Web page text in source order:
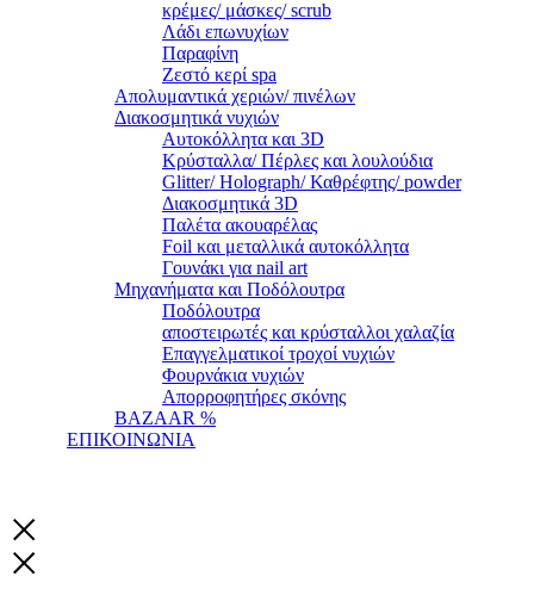
κρέμες/ μάσκες/ scrub
Λάδι επωνυχίων
Παραφίνη
Ζεστό κερί spa
Απολυμαντικά χεριών/ πινέλων
Διακοσμητικά νυχιών
Αυτοκόλλητα και 3D
Κρύσταλλα/ Πέρλες και λουλούδια
Glitter/ Holograph/ Καθρέφτης/ powder
Διακοσμητικά 3D
Παλέτα ακουαρέλας
Foil και μεταλλικά αυτοκόλλητα
Γουνάκι για nail art
Μηχανήματα και Ποδόλουτρα
Ποδόλουτρα
αποστειρωτές και κρύσταλλοι χαλαζία
Επαγγελματικοί τροχοί νυχιών
Φουρνάκια νυχιών
Απορροφητήρες σκόνης
BAZAAR %
ΕΠΙΚΟΙΝΩΝΙΑ